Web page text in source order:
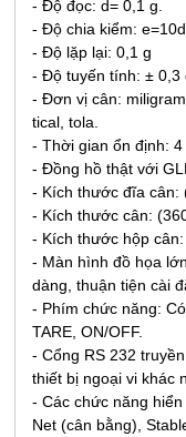
- Độ đọc: d= 0,1 g.
- Độ chia kiểm: e=10d
- Độ lặp lại: 0,1 g
- Độ tuyến tính: ± 0,3
- Đơn vị cân:
tical, tola.
- Thời gian ổn định: 4
- Đồng hồ thật với
- Kích thước đĩa cân:
- Kích thước cân:
- Kích thước hộp
- Màn hình đồ họa
dàng,thuận tiện cài
- Phím chức năng:
TARE, ON/OFF.
- Cổng RS 232
thiết bị ngoại vi khác
- Các chức năng
Net (cân bằng),